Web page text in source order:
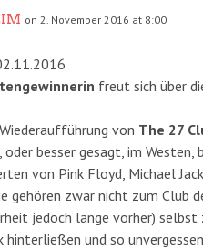
on 2. November 2016 at 8:00
freut sich über
von The 27
oder besser gesagt, im
von Pink Floyd, Michael
gehören zwar nicht zum Club
jedoch lange vorher)
hinterließen und so